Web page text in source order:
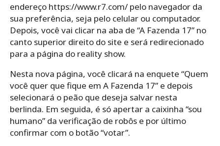
endereço https://www.r7.com/ pelo navegador da
sua preferência, seja pelo celular ou computador.
Depois, você vai clicar na aba de “A Fazenda 17” no
canto superior direito do site e será redirecionado
para a página do reality show.
Nesta nova página, você clicará na enquete “Quem
você quer que fique em A Fazenda 17” e depois
selecionará o peão que deseja salvar nesta
berlinda. Em seguida, é só apertar a caixinha “sou
humano” da verificação de robôs e por último
confirmar com o botão “votar”.